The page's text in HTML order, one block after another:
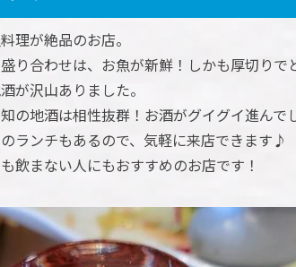
理が絶品のお店。
り合わせは、お魚が新鮮！しかも厚切りで
が沢山ありました。
の地酒は相性抜群！お酒がグイグイ進ん
ランチもあるので、気軽に来店できます♪
飲まない人にもおすすめのお店です！